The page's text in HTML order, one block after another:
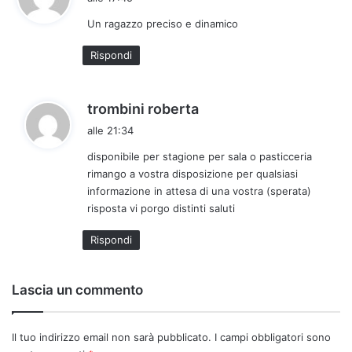
e
t
t
Un ragazzo preciso e dinamico
Rispondi
trombini roberta
e
t
t
o
alle 21:34
disponibile per stagione per sala o pasticceria
rimango a vostra disposizione per qualsiasi
informazione in attesa di una vostra (sperata)
risposta vi porgo distinti saluti
Rispondi
Lascia un commento
Il tuo indirizzo email non sarà pubblicato. I campi obbligatori sono